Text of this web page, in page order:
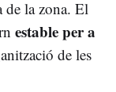
la zona. El
estable per a
de les